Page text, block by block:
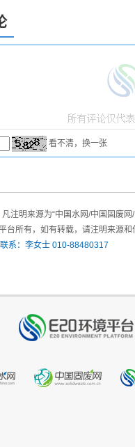
看不清，换一张
凡注明来源为“中国水网/中国固废
台所有，如有转载，请注明来源和
系：李女士 010-88480317